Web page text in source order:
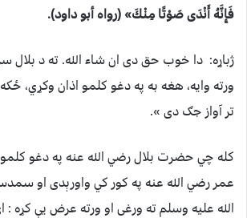
فَإِنَّهُ أَنْدَى صَوْتًا مِنْكَ» (رواه أبو داود).
ژباړه: دا خوب حق دى ان شاء الله. ته د بلال
ورته وايه، هغه به په دغو كلمو اذان وكړي،
تر آواز جګ دى ».
كله چي حضرت بلال رضي الله عنه په دغو
عمر رضي الله عنه په كور كي واورېدى او
الله عليه وسلم ته ورغى او ورته عرض يې كړه :